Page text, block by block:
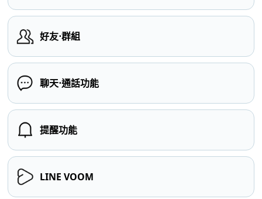
好友⋅群組
聊天⋅通話功能
提醒功能
LINE VOOM